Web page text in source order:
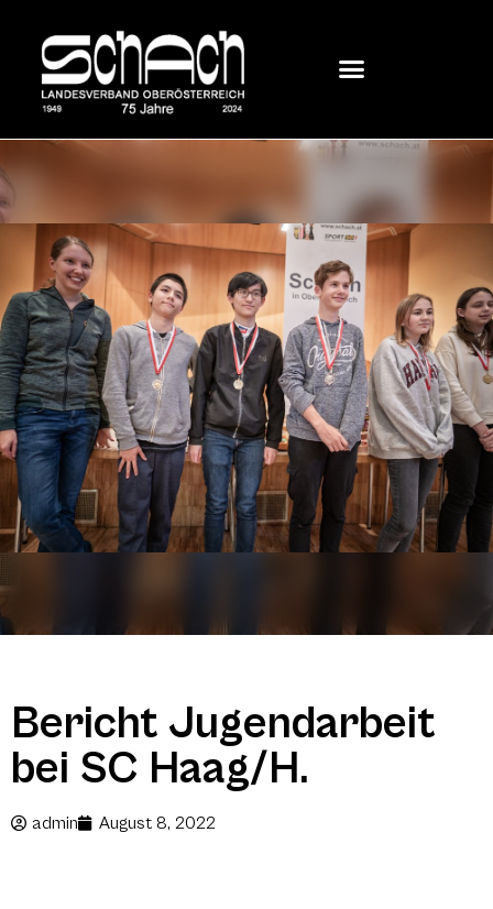
Bericht Jugendarbeit
bei SC Haag/H.
admin August 8, 2022